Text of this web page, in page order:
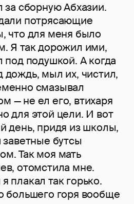
за сборную Абхазии.
потрясающие
что для меня было
Я так дорожил ими,
под подушкой. А когда
дождь, мыл их, чистил,
смазывал
— не ел его, втихаря
для этой цели. И вот
день, придя из школы,
бутсы
Так моя мать
отомстила мне.
плакал так горько.
большего горя вообще